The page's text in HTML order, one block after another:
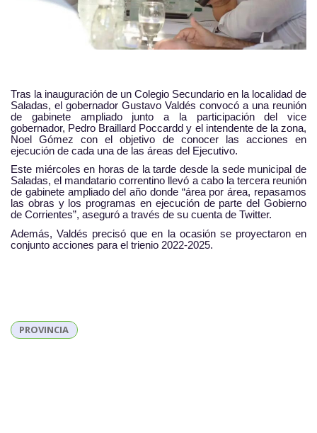
Tras la inauguración de un Colegio Secundario en la localidad de
Saladas, el gobernador Gustavo Valdés convocó a una reunión
de gabinete ampliado junto a la participación del vice
gobernador, Pedro Braillard Poccardd y el intendente de la zona,
Noel Gómez con el objetivo de conocer las acciones en
ejecución de cada una de las áreas del Ejecutivo.
Este miércoles en horas de la tarde desde la sede municipal de
Saladas, el mandatario correntino llevó a cabo la tercera reunión
de gabinete ampliado del año donde “área por área, repasamos
las obras y los programas en ejecución de parte del Gobierno
de Corrientes”, aseguró a través de su cuenta de Twitter.
Además, Valdés precisó que en la ocasión se proyectaron en
conjunto acciones para el trienio 2022-2025.
PROVINCIA